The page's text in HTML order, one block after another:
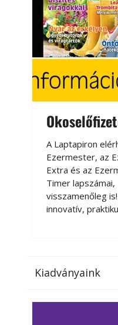
Ezermester
A Laptapiron
Ezermester, az
Extra és az
Timer lapszámai,
visszamenőleg is!
innovatív,
az otthonában,
elérhetők
Kiadványaink